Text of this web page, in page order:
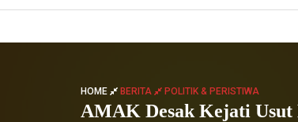
HOME BERITA POLITIK & PERISTIWA
AMAK Desak Kejati Usut